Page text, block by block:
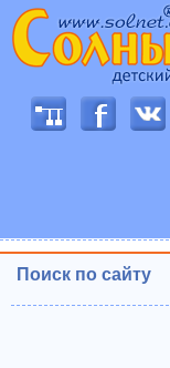
Поиск по сайту